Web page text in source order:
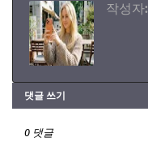
작성자:
댓글 쓰기
0 댓글